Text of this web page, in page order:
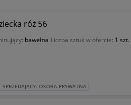
róż 56
bawełna Liczba sztuk w ofercie: 1 szt.
SPRZEDAJĄCY: OSOBA PRYWATNA